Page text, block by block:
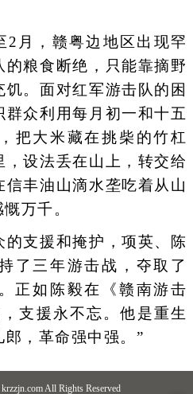
，赣粤边地区出现罕
的粮食断绝，只能靠摘野
。面对红军游击队的困
众利用每月初一和十五
把大米藏在挑柴的竹杠
设法丢在山上，转交给
丰油山滴水垄吃着从山
万千。
支援和掩护，项英、陈
了三年游击战，夺取了
正如陈毅在《赣南游击
支援永不忘。他是重生
，革命强中强。”
All Rights Reserved